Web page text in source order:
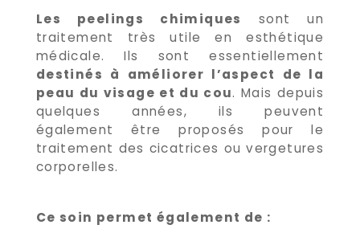
Les peelings chimiques
sont un
traitement très utile en esthétique
médicale. Ils sont essentiellement
destinés à améliorer l’aspect de la
peau du visage et du cou. Mais depuis
quelques années, ils peuvent
également être proposés pour le
traitement des cicatrices ou vergetures
corporelles.
Ce soin permet également de :